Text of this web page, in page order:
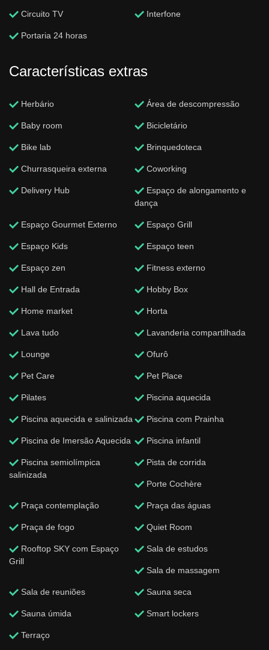
Circuito TV Interfone
Portaria 24 horas
Características extras
Herbário Área de descompressão
Baby room Bicicletário
Bike lab Brinquedoteca
Churrasqueira externa Coworking
Delivery Hub
Espaço de alongamento e
dança
Espaço Gourmet Externo Espaço Grill
Espaço Kids Espaço teen
Espaço zen Fitness externo
Hall de Entrada Hobby Box
Home market Horta
Lava tudo Lavanderia compartilhada
Lounge Ofurô
Pet Care Pet Place
Pilates Piscina aquecida
Piscina aquecida e salinizada Piscina com Prainha
Piscina de Imersão Aquecida Piscina infantil
Piscina semiolímpica
salinizada
Pista de corrida
Porte Cochère
Praça contemplação Praça das águas
Praça de fogo Quiet Room
Rooftop SKY com Espaço
Grill
Sala de estudos
Sala de massagem
Sala de reuniões Sauna seca
Sauna úmida Smart lockers
Terraço